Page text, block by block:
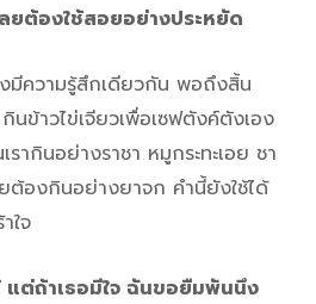
ยต้องใช้สอยอย่างประหยัด
ความรู้สึกเดียวกัน พอถึงสิ้น
นข้าวไข่เจียวเพื่อเซฟตังค์ตังเอง
ากินอย่างราชา หมูกระทะเอย ชา
ต้องกินอย่างยาจก คำนี้ยังใช้ได้
ใจ
แต่ถ้าเธอมีใจ ฉันขอยืมพันนึง